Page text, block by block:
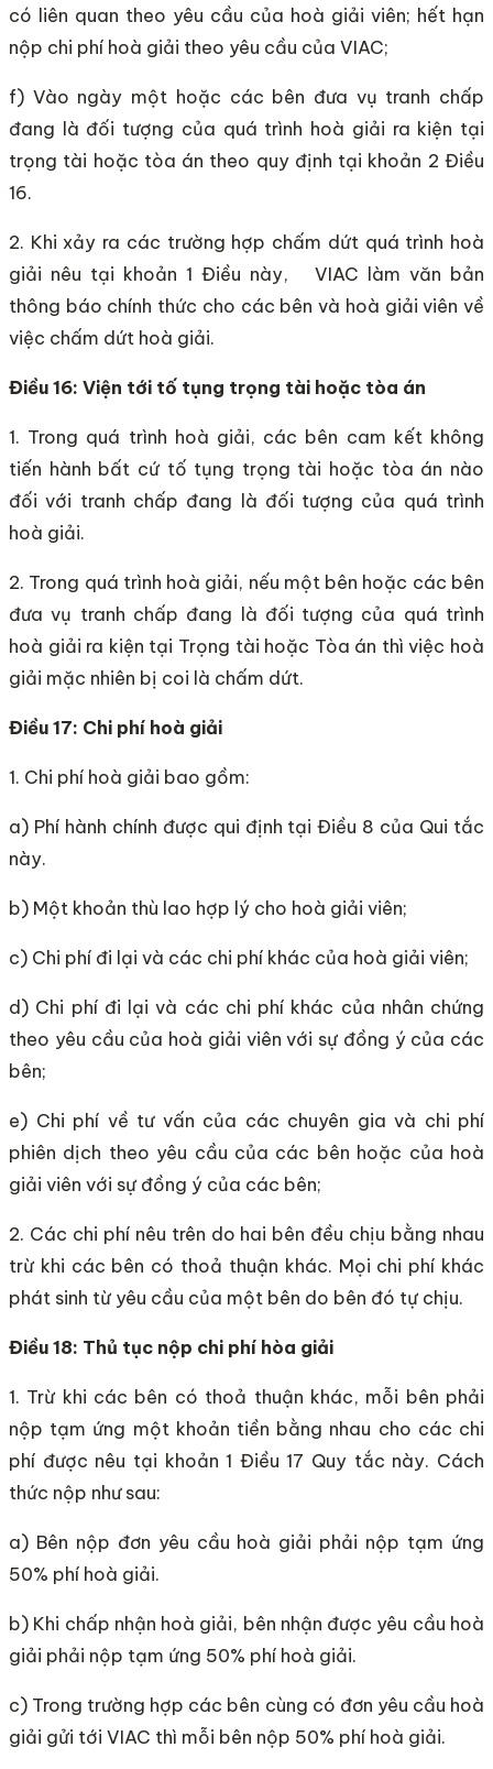
có liên quan theo yêu cầu của hoà giải viên; hết hạn
nộp chi phí hoà giải theo yêu cầu của VIAC;
f) Vào ngày một hoặc các bên đưa vụ tranh chấp
đang là đối tượng của quá trình hoà giải ra kiện tại
trọng tài hoặc tòa án theo quy định tại khoản 2 Điều
16.
2. Khi xảy ra các trường hợp chấm dứt quá trình hoà
giải nêu tại khoản 1 Điều này, VIAC làm văn bản
thông báo chính thức cho các bên và hoà giải viên về
việc chấm dứt hoà giải.
Điều 16: Viện tới tố tụng trọng tài hoặc tòa án
1. Trong quá trình hoà giải, các bên cam kết không
tiến hành bất cứ tố tụng trọng tài hoặc tòa án nào
đối với tranh chấp đang là đối tượng của quá trình
hoà giải.
2. Trong quá trình hoà giải, nếu một bên hoặc các bên
đưa vụ tranh chấp đang là đối tượng của quá trình
hoà giải ra kiện tại Trọng tài hoặc Tòa án thì việc hoà
giải mặc nhiên bị coi là chấm dứt.
Điều 17: Chi phí hoà giải
1. Chi phí hoà giải bao gồm:
a) Phí hành chính được qui định tại Điều 8 của Qui tắc
này.
b) Một khoản thù lao hợp lý cho hoà giải viên;
c) Chi phí đi lại và các chi phí khác của hoà giải viên;
d) Chi phí đi lại và các chi phí khác của nhân chứng
theo yêu cầu của hoà giải viên với sự đồng ý của các
bên;
e) Chi phí về tư vấn của các chuyên gia và chi phí
phiên dịch theo yêu cầu của các bên hoặc của hoà
giải viên với sự đồng ý của các bên;
2. Các chi phí nêu trên do hai bên đều chịu bằng nhau
trừ khi các bên có thoả thuận khác. Mọi chi phí khác
phát sinh từ yêu cầu của một bên do bên đó tự chịu.
Điều 18: Thủ tục nộp chi phí hòa giải
1. Trừ khi các bên có thoả thuận khác, mỗi bên phải
nộp tạm ứng một khoản tiền bằng nhau cho các chi
phí được nêu tại khoản 1 Điều 17 Quy tắc này. Cách
thức nộp như sau:
a) Bên nộp đơn yêu cầu hoà giải phải nộp tạm ứng
50% phí hoà giải.
b) Khi chấp nhận hoà giải, bên nhận được yêu cầu hoà
giải phải nộp tạm ứng 50% phí hoà giải.
c) Trong trường hợp các bên cùng có đơn yêu cầu hoà
giải gửi tới VIAC thì mỗi bên nộp 50% phí hoà giải.